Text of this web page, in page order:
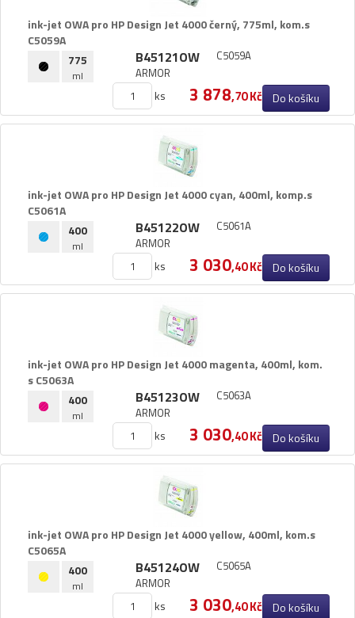
ink-​jet OWA pro HP Design Jet 4000 černý,​ 775ml,​ kom.​s
C5059A
775
ml
B45121OW
ARMOR
C5059A
ks 3 878,70 Kč Do košíku
ink-​jet OWA pro HP Design Jet 4000 cyan,​ 400ml,​ komp.​s
C5061A
400
ml
B45122OW
ARMOR
C5061A
ks 3 030,40 Kč Do košíku
ink-​jet OWA pro HP Design Jet 4000 magenta,​ 400ml,​ kom.​
s C5063A
400
ml
B45123OW
ARMOR
C5063A
ks 3 030,40 Kč Do košíku
ink-​jet OWA pro HP Design Jet 4000 yellow,​ 400ml,​ kom.​s
C5065A
400
ml
B45124OW
ARMOR
C5065A
ks 3 030,40 Kč Do košíku